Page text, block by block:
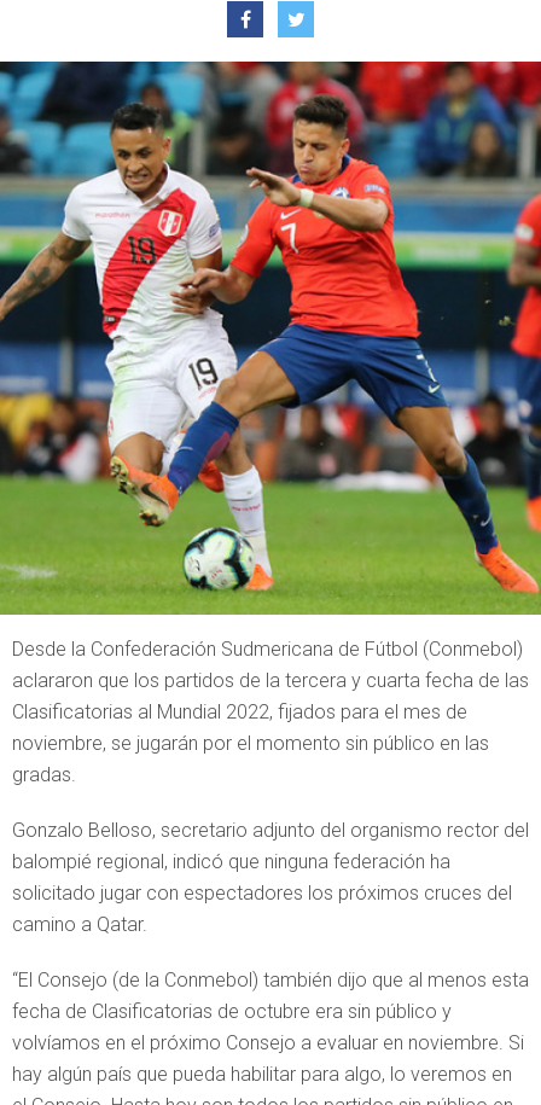
Desde la Confederación Sudmericana de Fútbol (Conmebol)
aclararon que los partidos de la tercera y cuarta fecha de las
Clasificatorias al Mundial 2022, fijados para el mes de
noviembre, se jugarán por el momento sin público en las
gradas.
Gonzalo Belloso, secretario adjunto del organismo rector del
balompié regional, indicó que ninguna federación ha
solicitado jugar con espectadores los próximos cruces del
camino a Qatar.
“El Consejo (de la Conmebol) también dijo que al menos esta
fecha de Clasificatorias de octubre era sin público y
volvíamos en el próximo Consejo a evaluar en noviembre. Si
hay algún país que pueda habilitar para algo, lo veremos en